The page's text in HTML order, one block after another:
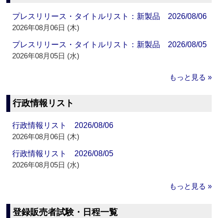
プレスリリース・タイトルリスト：新製品 2026/08/06
2026年08月06日 (木)
プレスリリース・タイトルリスト：新製品 2026/08/05
2026年08月05日 (水)
もっと見る »
行政情報リスト
行政情報リスト 2026/08/06
2026年08月06日 (木)
行政情報リスト 2026/08/05
2026年08月05日 (水)
もっと見る »
登録販売者試験・日程一覧